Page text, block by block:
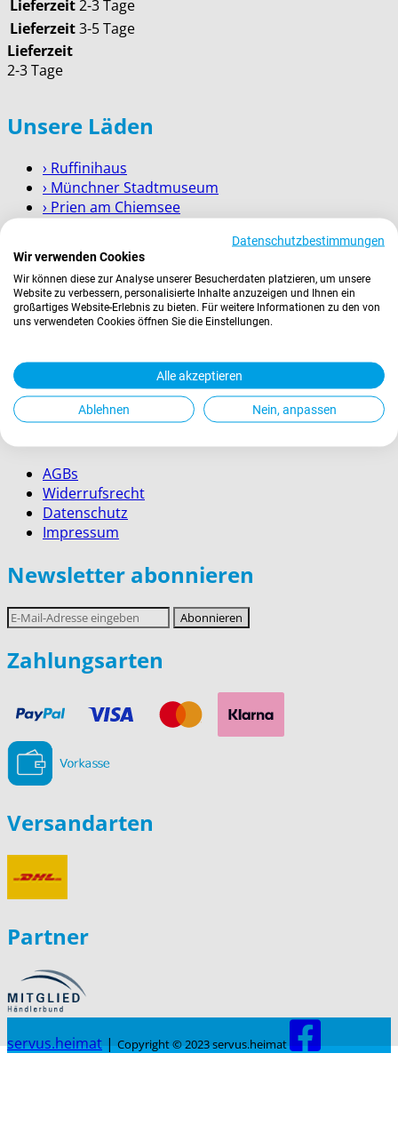
Lieferzeit2-3 Tage
Lieferzeit3-5 Tage
Lieferzeit
2-3 Tage
Unsere Läden
› Ruffinihaus
› Münchner Stadtmuseum
› Prien am Chiemsee
Wissenswertes
Zahlung
Service für Firmenkunden
Rechtliches
AGBs
Widerrufsrecht
Datenschutz
Impressum
Newsletter abonnieren
E-
Mail-
Adresse
Abonnieren
Zahlungsarten
Versandarten
Partner
servus.heimat | Copyright © 2023 servus.heimat
Datenschutzbestimmungen
Wir verwenden Cookies
Wir können diese zur Analyse unserer Besucherdaten platzieren, um unsere
Website zu verbessern, personalisierte Inhalte anzuzeigen und Ihnen ein
großartiges Website-Erlebnis zu bieten. Für weitere Informationen zu den von
uns verwendeten Cookies öffnen Sie die Einstellungen.
Alle akzeptieren
Ablehnen Nein, anpassen